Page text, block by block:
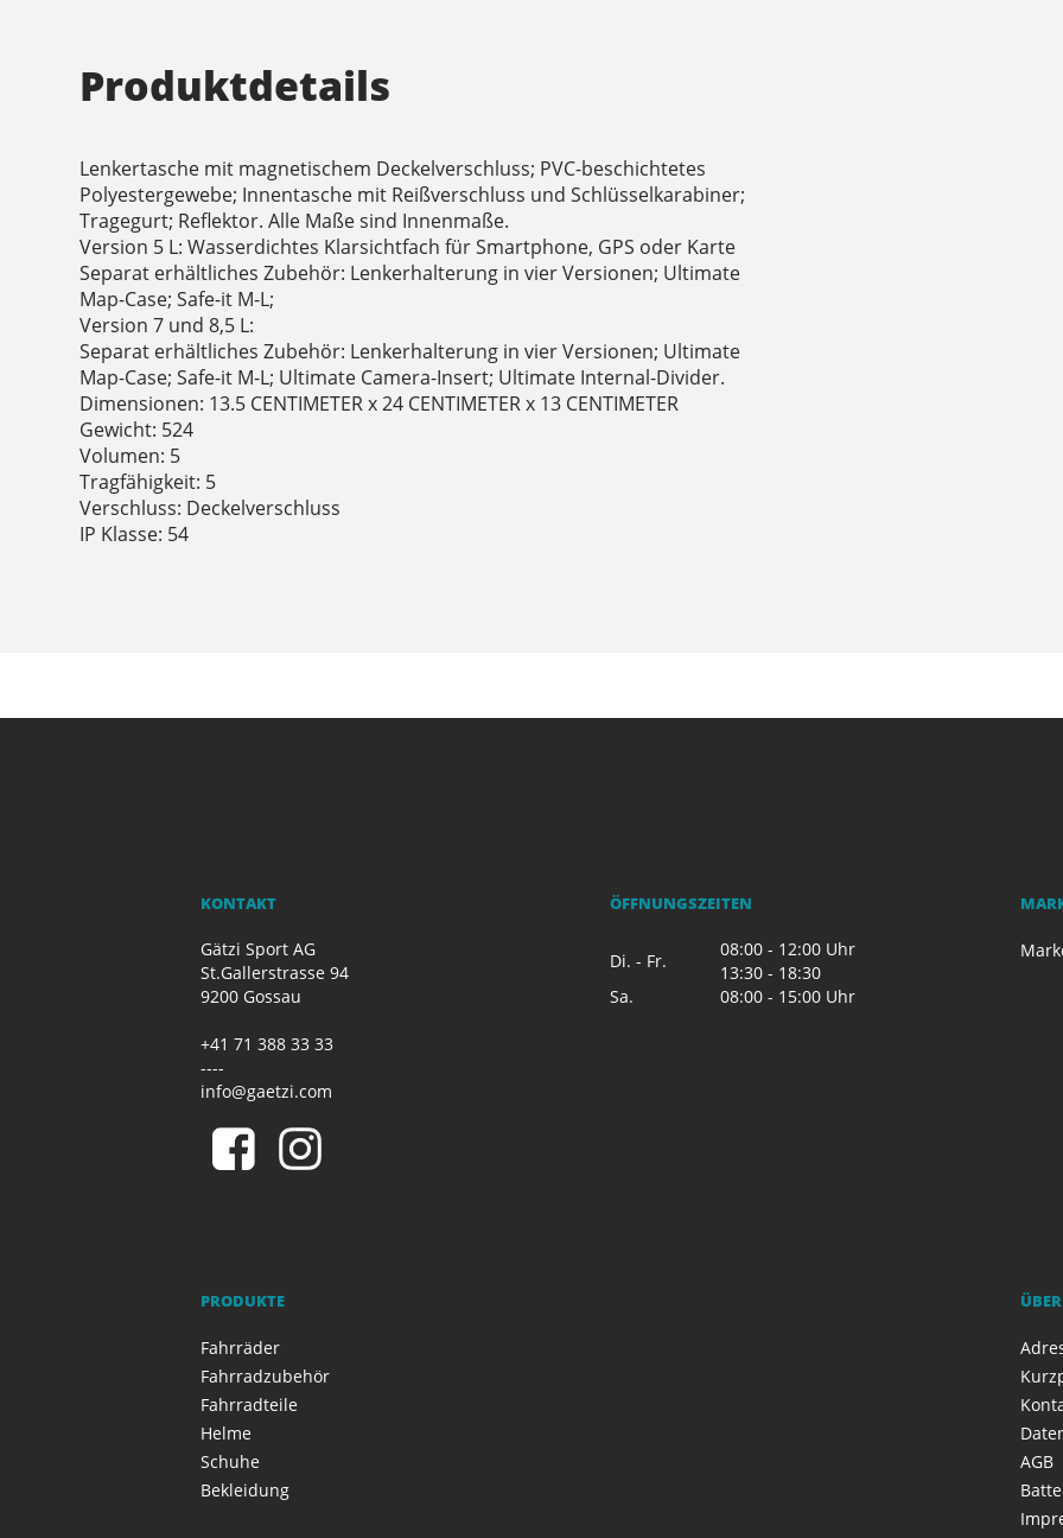
Produktdetails
Lenkertasche mit magnetischem Deckelverschluss; PVC-beschichtetes
Polyestergewebe; Innentasche mit Reißverschluss und Schlüsselkarabiner;
Tragegurt; Reflektor. Alle Maße sind Innenmaße.
Version 5 L: Wasserdichtes Klarsichtfach für Smartphone, GPS oder Karte
Separat erhältliches Zubehör: Lenkerhalterung in vier Versionen; Ultimate
Map-Case; Safe-it M-L;
Version 7 und 8,5 L:
Separat erhältliches Zubehör: Lenkerhalterung in vier Versionen; Ultimate
Map-Case; Safe-it M-L; Ultimate Camera-Insert; Ultimate Internal-Divider.
Dimensionen: 13.5 CENTIMETER x 24 CENTIMETER x 13 CENTIMETER
Gewicht: 524
Volumen: 5
Tragfähigkeit: 5
Verschluss: Deckelverschluss
IP Klasse: 54
KONTAKT
Gätzi Sport AG
St.Gallerstrasse 94
9200 Gossau
+41 71 388 33 33
----
info@gaetzi.com
ÖFFNUNGSZEITEN
Di. - Fr.
08:00 - 12:00 Uhr
13:30 - 18:30
Sa.
08:00 - 15:00 Uhr
PRODUKTE
Fahrräder
Fahrradzubehör
Fahrradteile
Helme
Schuhe
Bekleidung
AGB